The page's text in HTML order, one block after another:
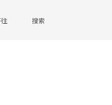
搜索